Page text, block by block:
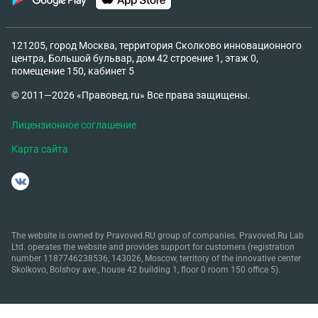
121205, город Москва, территория Сколково инновационного
центра, Большой бульвар, дом 42 строение 1, этаж 0,
помещение 150, кабинет 5
© 2011—2026 «Правовед.ru» Все права защищены.
Лицензионное соглашение
Карта сайта
The website is owned by Pravoved.RU group of companies. Pravoved.Ru Lab
Ltd. operates the website and provides support for customers (registration
number 1187746238536, 143026, Moscow, territory of the innovative center
Skolkovo, Bolshoy ave., house 42 building 1, floor 0 room 150 office 5).